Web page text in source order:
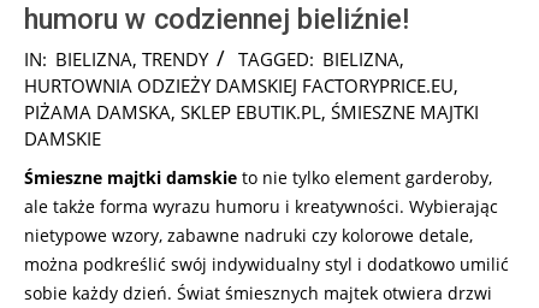
humoru w codziennej bieliźnie!
2025-
09-
29
IN: BIELIZNA, TRENDY TAGGED: BIELIZNA,
HURTOWNIA ODZIEŻY DAMSKIEJ FACTORYPRICE.EU,
PIŻAMA DAMSKA, SKLEP EBUTIK.PL, ŚMIESZNE MAJTKI
DAMSKIE
Śmieszne majtki damskie to nie tylko element garderoby,
ale także forma wyrazu humoru i kreatywności. Wybierając
nietypowe wzory, zabawne nadruki czy kolorowe detale,
można podkreślić swój indywidualny styl i dodatkowo umilić
sobie każdy dzień. Świat śmiesznych majtek otwiera drzwi